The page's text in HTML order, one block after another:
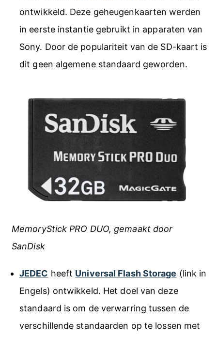
ontwikkeld. Deze geheugenkaarten werden
in eerste instantie gebruikt in apparaten van
Sony. Door de populariteit van de SD-kaart is
dit geen algemene standaard geworden.
MemoryStick PRO DUO, gemaakt door
SanDisk
JEDEC heeft Universal Flash Storage (link in
Engels) ontwikkeld. Het doel van deze
standaard is om de verwarring tussen de
verschillende standaarden op te lossen met